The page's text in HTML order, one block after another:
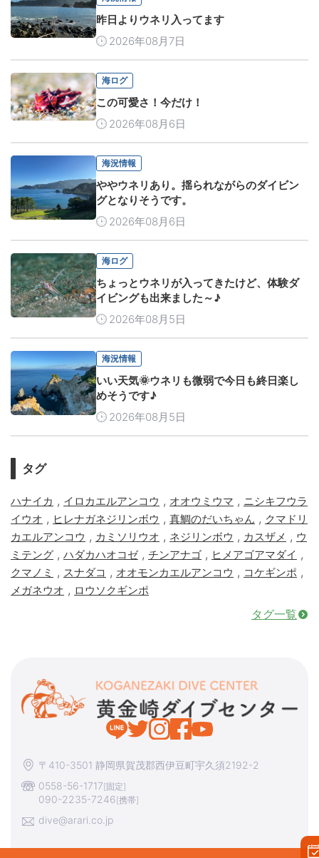
昨日よりウネリ入ってます
2026年08月7日
海ログ
この可愛さ！今だけ！
2026年08月6日
海況情報
ややウネリあり。揺られながらのダイビン
グとなりそうです。
2026年08月6日
海ログ
ちょっとウネリが入ってきたけど、体験ダ
イビングも出来ました～♪
2026年08月5日
海況情報
いい天気🌞ウネリも微弱で今日も終日楽し
めそうです♪
2026年08月5日
タグ
ハナイカ , イロカエルアンコウ , オオウミウマ , ニシキフウラ
イウオ , ヒレナガネジリンボウ , 真鯛のだいちゃん , クマドリ
カエルアンコウ , カミソリウオ , ネジリンボウ , カスザメ , ウ
ミテング , ハダカハオコゼ, チンアナゴ , ヒメアゴアマダイ ,
クマノミ , スナダコ , オオモンカエルアンコウ , コケギンポ ,
メガネウオ , ロウソクギンポ
タグ一覧
〒410-3501 静岡県賀茂郡西伊豆町宇久須2192-2
0558-56-1717[固定]
090-2235-7246[携帯]
dive@arari.co.jp